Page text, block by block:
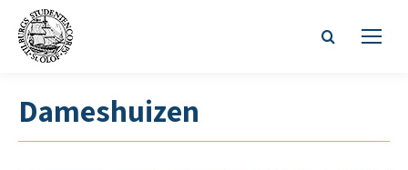
Zoeken:
Dameshuizen